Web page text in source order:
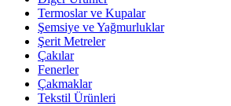
Termoslar ve Kupalar
Şemsiye ve Yağmurluklar
Şerit Metreler
Çakılar
Fenerler
Çakmaklar
Tekstil Ürünleri